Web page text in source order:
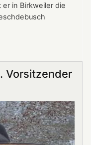
er in Birkweiler die
Vorsitzender